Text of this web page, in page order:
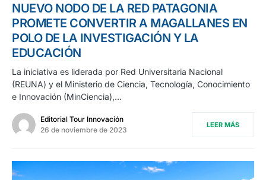
NUEVO NODO DE LA RED PATAGONIA
PROMETE CONVERTIR A MAGALLANES EN
POLO DE LA INVESTIGACIÓN Y LA
EDUCACIÓN
La iniciativa es liderada por Red Universitaria Nacional
(REUNA) y el Ministerio de Ciencia, Tecnología, Conocimiento
e Innovación (MinCiencia),…
Editorial Tour Innovación
26 de noviembre de 2023
LEER MÁS